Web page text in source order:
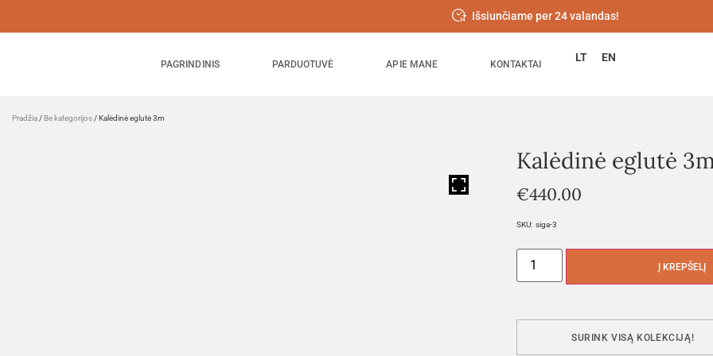
Išsiunčiame per 24 valandas!
PAGRINDINIS PARDUOTUVĖ APIE MANE KONTAKTAI
LT EN
Pradžia / Be kategorijos / Kalėdinė eglutė 3m
Kalėdinė eglutė
€440.00
SKU: siga-3
Į KREPŠELĮ
SURINK VISĄ KOLEKCIJĄ!